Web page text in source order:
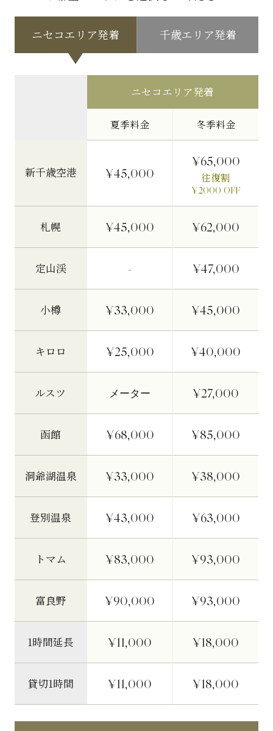
ニセコエリア発着 千歳エリア発着
ニセコエリア発着
夏季料金 冬季料金
新千歳空港 ¥45,000
¥65,000
往復割
¥2000 OFF
札幌 ¥45,000 ¥62,000
定山渓 - ¥47,000
小樽 ¥33,000 ¥45,000
キロロ ¥25,000 ¥40,000
ルスツ メーター ¥27,000
函館 ¥68,000 ¥85,000
洞爺湖温泉 ¥33,000 ¥38,000
登別温泉 ¥43,000 ¥63,000
トマム ¥83,000 ¥93,000
富良野 ¥90,000 ¥93,000
1時間延長 ¥11,000 ¥18,000
貸切1時間 ¥11,000 ¥18,000